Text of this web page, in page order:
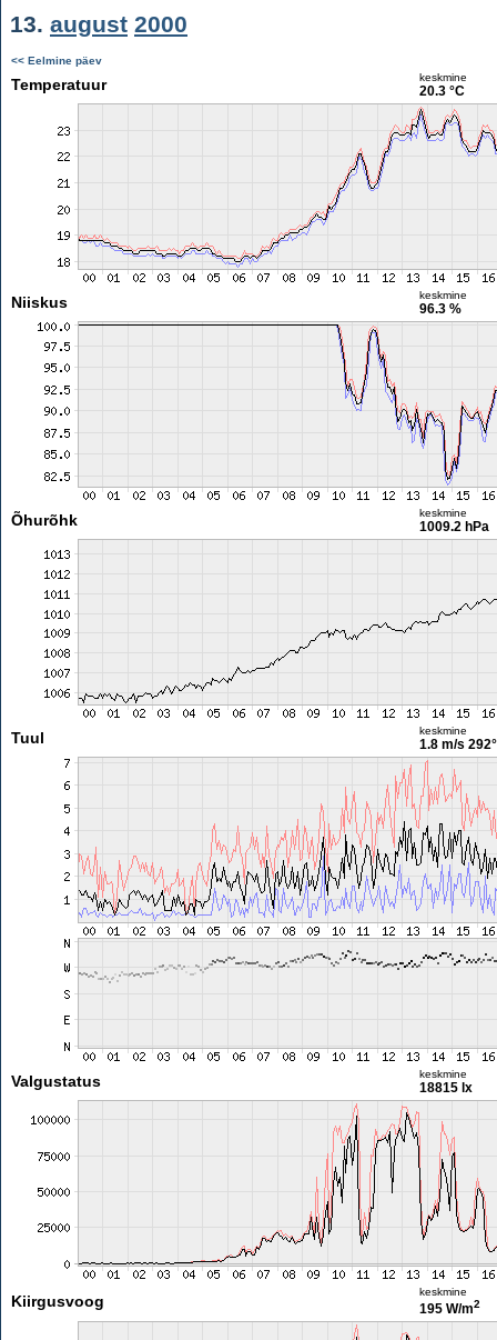
13. august 2000
<< Eelmine päev
Temperatuur keskmine
20.3 °C
Niiskus keskmine
96.3 %
Õhurõhk keskmine
1009.2 hPa
Tuul keskmine
1.8 m/s 292°
Valgustatus keskmine
18815 lx
Kiirgusvoog
keskmine
195 W/m2